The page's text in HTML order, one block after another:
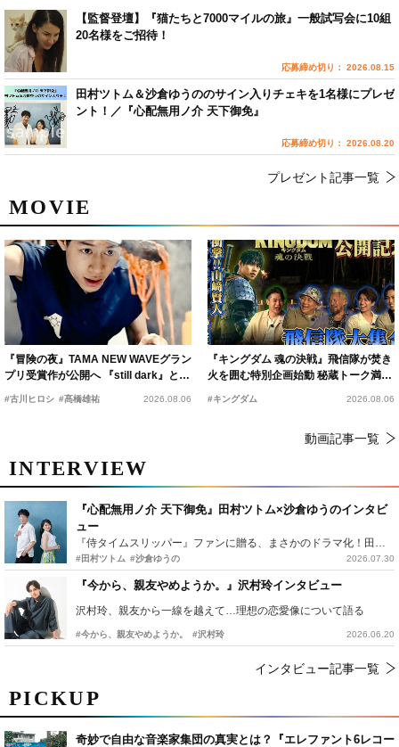
PICKUP
奇妙で自由な音楽家集団の真実とは？『エレファント6レコー
MOVIE
『冒険の夜』TAMA NEW WAVEグラン
プリ受賞作が公開へ 『still dark』と同
時上映決定
#古川ヒロシ #髙橋雄祐 2026.08.06
『キングダム 魂の決戦』飛信隊が焚き
火を囲む特別企画始動 秘蔵トーク満載
の“キングダムキャンプ”開催
#キングダム 2026.08.06
動画記事一覧
INTERVIEW
『心配無用ノ介 天下御免』田村ツトム×沙倉ゆうのインタビ
ュー
『侍タイムスリッパー』ファンに贈る、まさかのドラマ化！田村ツトム×沙倉ゆうのが語る『心配無用ノ介』撮影秘話
#田村ツトム #沙倉ゆうの 2026.07.30
『今から、親友やめようか。』沢村玲インタビュー
沢村玲、親友から一線を越えて…理想の恋愛像について語る
#今から、親友やめようか。 #沢村玲 2026.06.20
インタビュー記事一覧
【監督登壇】『猫たちと7000マイルの旅』一般試写会に10組
20名様をご招待！
応募締め切り： 2026.08.15
田村ツトム＆沙倉ゆうののサイン入りチェキを1名様にプレゼ
ント！／『心配無用ノ介 天下御免』
応募締め切り： 2026.08.20
プレゼント記事一覧